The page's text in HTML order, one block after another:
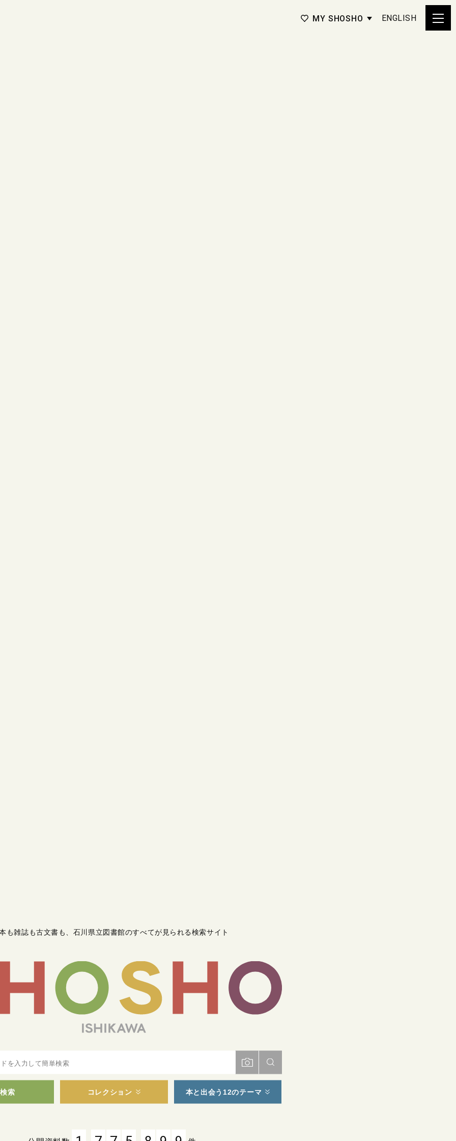
MY SHOSHO ENGLISH
も雑誌も古文書も 石川県立図書館のすべてが見られる検索サイト
索 コレクション 本と出会う12のテーマ